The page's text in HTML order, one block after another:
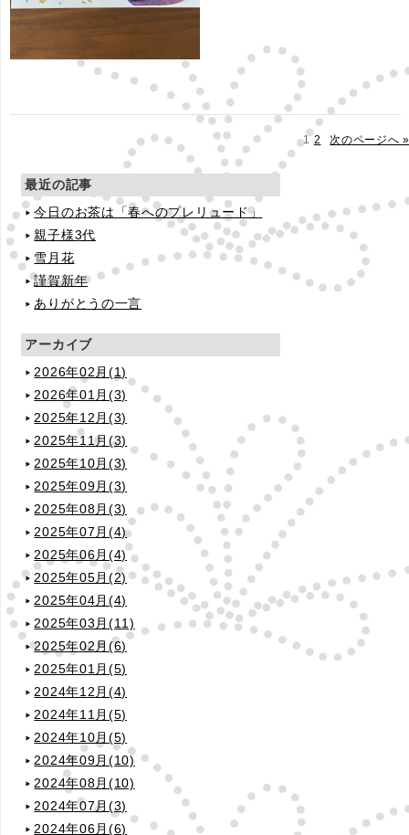
1 2 次のページへ »
最近の記事
今日のお茶は「春へのプレリュード」
親子様3代
雪月花
謹賀新年
ありがとうの一言
アーカイブ
2026年02月(1)
2026年01月(3)
2025年12月(3)
2025年11月(3)
2025年10月(3)
2025年09月(3)
2025年08月(3)
2025年07月(4)
2025年06月(4)
2025年05月(2)
2025年04月(4)
2025年03月(11)
2025年02月(6)
2025年01月(5)
2024年12月(4)
2024年11月(5)
2024年10月(5)
2024年09月(10)
2024年08月(10)
2024年07月(3)
2024年06月(6)